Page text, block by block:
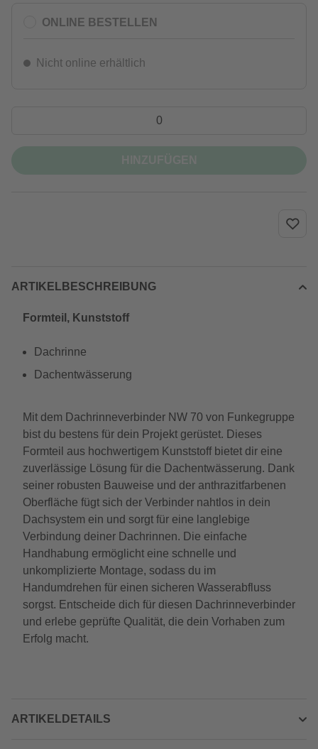
ONLINE BESTELLEN
Nicht online erhältlich
ARTIKELBESCHREIBUNG
Formteil, Kunststoff
Dachrinne
Dachentwässerung
Mit dem Dachrinneverbinder NW 70 von Funkegruppe
bist du bestens für dein Projekt gerüstet. Dieses
Formteil aus hochwertigem Kunststoff bietet dir eine
zuverlässige Lösung für die Dachentwässerung. Dank
seiner robusten Bauweise und der anthrazitfarbenen
Oberfläche fügt sich der Verbinder nahtlos in dein
Dachsystem ein und sorgt für eine langlebige
Verbindung deiner Dachrinnen. Die einfache
Handhabung ermöglicht eine schnelle und
unkomplizierte Montage, sodass du im
Handumdrehen für einen sicheren Wasserabfluss
sorgst. Entscheide dich für diesen Dachrinneverbinder
und erlebe geprüfte Qualität, die dein Vorhaben zum
Erfolg macht.
ARTIKELDETAILS